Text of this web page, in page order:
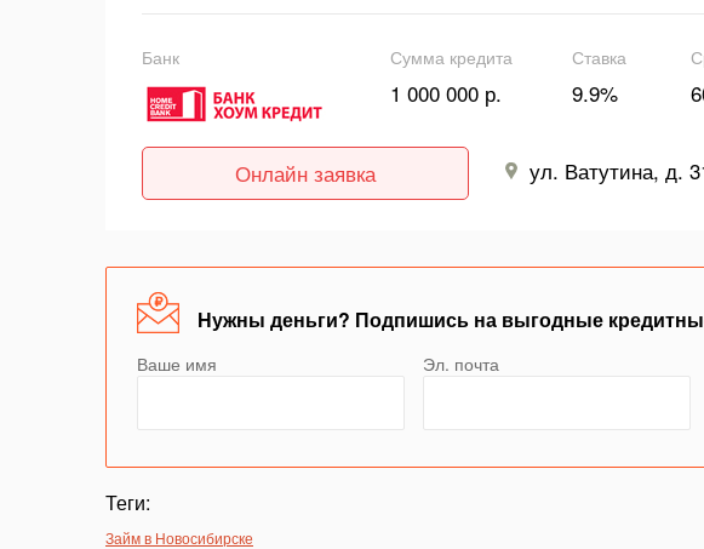
Банк Сумма кредита
1 000 000 р.
Ставка
9.9%
Онлайн заявка ул. Ватутина, д.
Нужны деньги? Подпишись на выгодные
Ваше имя Эл. почта
Теги:
Займ в Новосибирске